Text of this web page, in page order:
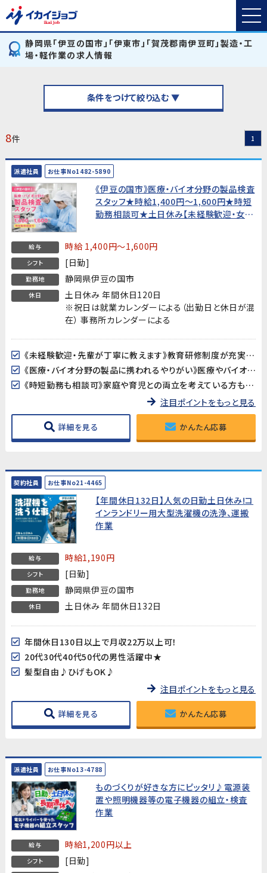
静岡県「伊豆の国市」「伊東市」「賀茂郡南伊豆町」製造・工
場・軽作業の求人情報
条件をつけて絞り込む ▼
8件 1
派遣社員 お仕事No1482-5890
《伊豆の国市》医療・バイオ分野の製品検査
スタッフ★時給1,400円〜1,600円★時短
勤務相談可★土日休み【未経験歓迎・女性
給与 時給 1,400円～1,600円
シフト [日勤]
勤務地 静岡県伊豆の国市
休日
土日休み 年間休日120日
※祝日は就業カレンダーによる（出勤日と休日が混
在） 事務所カレンダーによる
《未経験歓迎・先輩が丁寧に教えます》教育研修制度が充実しているので、製造・検査業務が初めての方も安心してスタートできます。アットホームな職場で長く働きやすい環境です。
《医療・バイオ分野の製品に携われるやりがい》医療やバイオ分野で使用されるマイクロ流路チップの品質を守る、社会に貢献できるお仕事です。クリーンルームでの作業で清潔な環境が保たれています。
《時短勤務も相談可》家庭や育児との両立を考えている方も歓迎。時短勤務のご相談に対応しています。家庭都合での休みも取りやすい職場です。
注目ポイントをもっと見る
詳細を見る かんたん応募
契約社員 お仕事No21-4465
【年間休日132日】人気の日勤土日休み!コ
インランドリー用大型洗濯機の洗浄、運搬
作業
給与 時給1,190円
シフト [日勤]
勤務地 静岡県伊豆の国市
休日 土日休み 年間休日132日
年間休日130日以上で月収22万以上可！
20代30代40代50代の男性活躍中★
髪型自由♪ひげもOK♪
注目ポイントをもっと見る
詳細を見る かんたん応募
派遣社員 お仕事No13-4788
ものづくりが好きな方にピッタリ♪電源装
置や照明機器等の電子機器の組立・検査
作業
給与 時給1,200円以上
シフト [日勤]